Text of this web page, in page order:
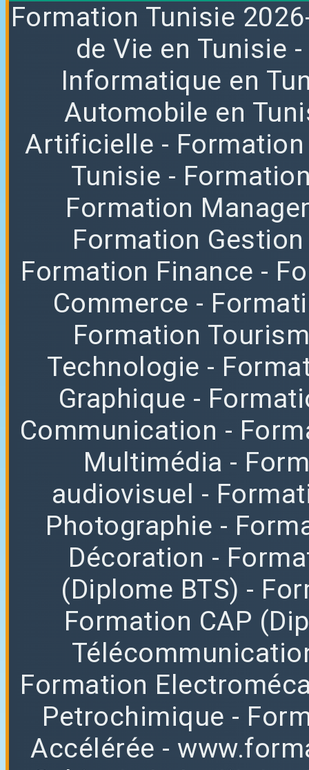
Formation Tunisie
de Vie en Tunisie -
Informatique en
Automobile en
Artificielle -
Tunisie -
Formation
Formation Gestion
Formation Finance -
Commerce -
Formation
Technologie -
Graphique -
Communication -
Multimédia -
audiovisuel -
Photographie -
Décoration -
(Diplome BTS) -
Formation CAP
Formation
Petrochimique -
Accélérée -